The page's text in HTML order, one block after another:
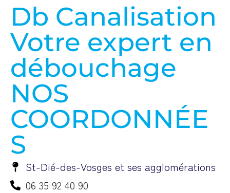
Db Canalisation
Votre expert en
débouchage
NOS
COORDONNÉE
S
St-Dié-des-Vosges et ses agglomérations
06 35 92 40 90